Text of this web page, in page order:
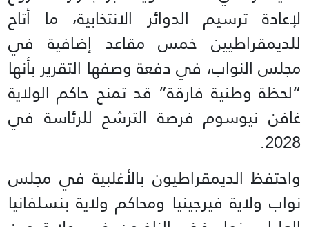
لإعادة ترسيم الدوائر الانتخابية، ما أتاح
للديمقراطيين خمس مقاعد إضافية في
مجلس النواب، في دفعة وصفها التقرير بأنها
“لحظة وطنية فارقة” قد تمنح حاكم الولاية
غافن نيوسوم فرصة الترشح للرئاسة في
2028.
واحتفظ الديمقراطيون بالأغلبية في مجلس
نواب ولاية فيرجينيا ومحاكم ولاية بنسلفانيا